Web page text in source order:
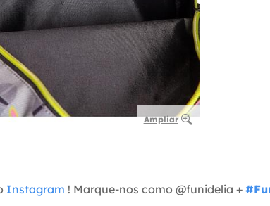
Ampliar
Instagram ! Marque-nos como @funidelia +